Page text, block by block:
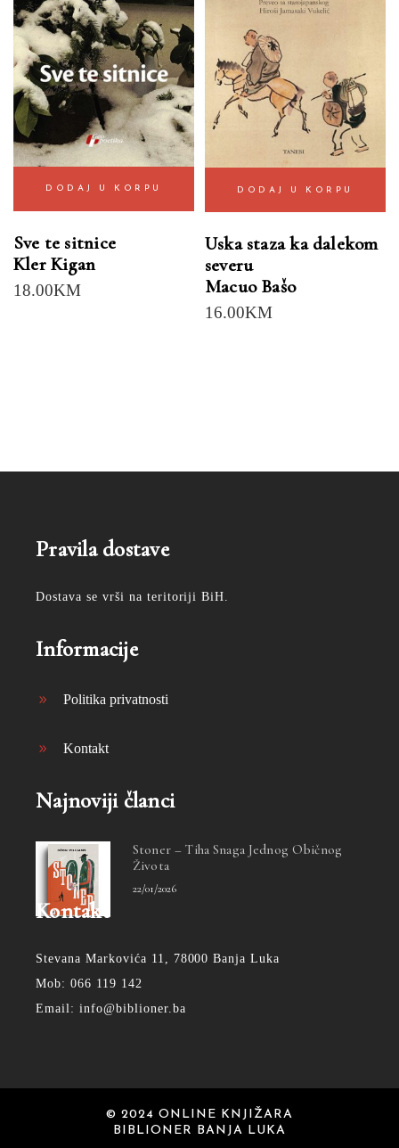
DODAJ U KORPU
Sve te sitnice
Kler Kigan
18.00KM
DODAJ U KORPU
Uska staza ka dalekom
severu
Macuo Bašo
16.00KM
Pravila dostave
Dostava se vrši na teritoriji BiH.
Informacije
Politika privatnosti
Kontakt
Najnoviji članci
Stoner – Tiha Snaga Jednog Običnog
Života
22/01/2026
Kontakt
Stevana Markovića 11, 78000 Banja Luka
Mob: 066 119 142
Email: info@biblioner.ba
© 2024 ONLINE KNJIŽARA
BIBLIONER BANJA LUKA